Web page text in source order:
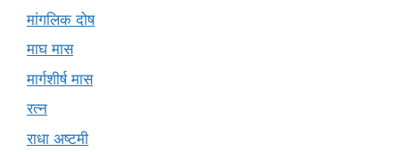
मांगलिक दोष
माघ मास
मार्गशीर्ष मास
रत्न
राधा अष्टमी